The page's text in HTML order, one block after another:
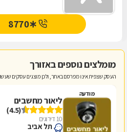
∗8770
מומלצים נוספים באזורך
העסק שצפית אינו מפרסם באתר, ולכן מוצגים עסקים
מודעה
ליאור מחשבים
(4.5)
10 דירוגים
תל אביב